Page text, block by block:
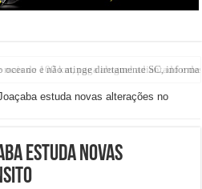
oceano e não atinge diretamente SC,
estuda novas alterações no
estuda novas